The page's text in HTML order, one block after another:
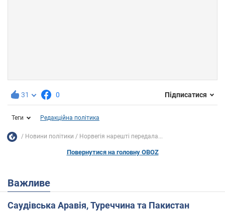
31 0 Підписатися
Теги Редакційна політика
Новини політики Норвегія нарешті передала...
Повернутися на головну OBOZ
Важливе
Саудівська Аравія, Туреччина та Пакистан